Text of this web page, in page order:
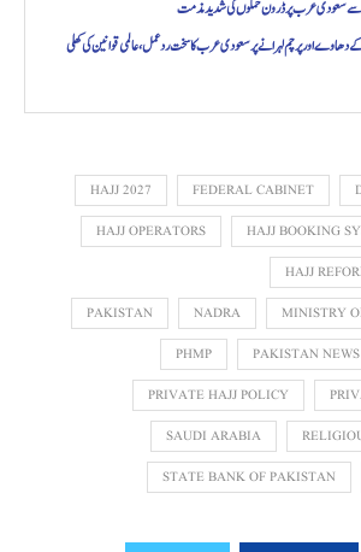
سے سعودی عرب پر ڈرون حملوں کی شدید مذمت
دھاوے اور پرچم لہرانے پر سعودی عرب کا سخت ردعمل، عالمی قوانین کی کھلی
FEDERAL CABINET
HAJJ 2027
HAJJ BOOKING
HAJJ OPERATORS
HAJJ
MINISTRY
NADRA
PAKISTAN
PAKISTAN NEWS
PHMP
PRIVATE HAJJ POLICY
SAUDI ARABIA
STATE BANK OF PAKISTAN